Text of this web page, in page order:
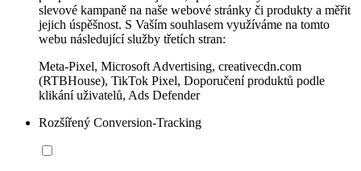
slevové kampaně na naše webové stránky či produkty a měřit
jejich úspěšnost. S Vaším souhlasem využíváme na tomto
webu následující služby třetích stran:
Meta-Pixel, Microsoft Advertising, creativecdn.com
(RTBHouse), TikTok Pixel, Doporučení produktů podle
klikání uživatelů, Ads Defender
Rozšířený Conversion-Tracking